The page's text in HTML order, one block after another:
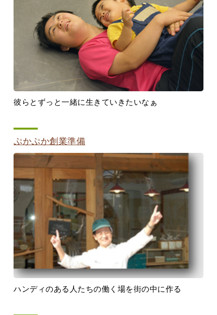
彼らとずっと一緒に生きていきたいなぁ
ぷかぷか創業準備
ハンディのある人たちの働く場を街の中に作る